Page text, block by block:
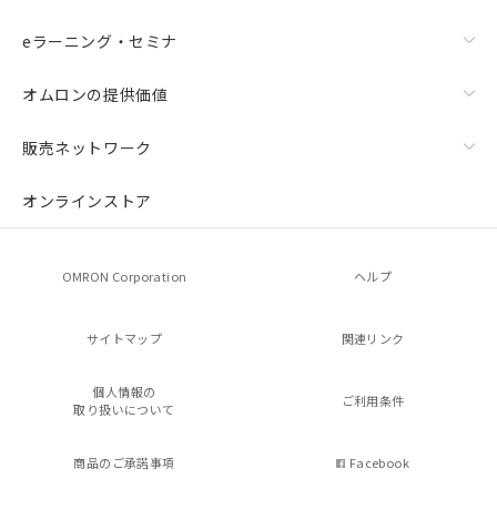
eラーニング・セミナ
オムロンの提供価値
販売ネットワーク
オンラインストア
OMRON Corporation ヘルプ
サイトマップ 関連リンク
個人情報の
取り扱いについて
ご利用条件
商品のご承諾事項 Facebook